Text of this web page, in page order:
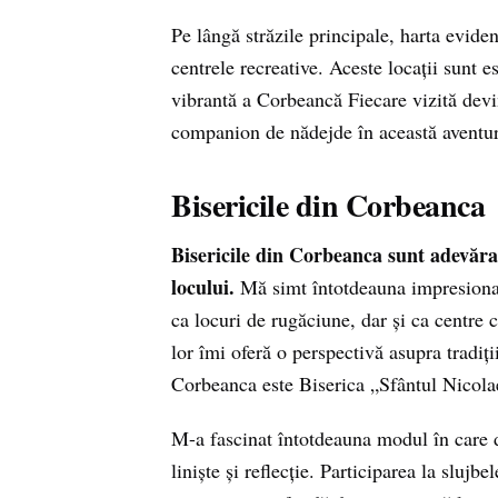
Pe lângă străzile principale, harta
centrele recreative. Aceste locații sunt
vibrantă a Corbeancă Fiecare vizită
companion de nădejde în această
Bisericile din Corbeanca
Bisericile din Corbeanca sunt
locului. Mă simt întotdeauna
ca locuri de rugăciune, dar și ca centre
lor îmi oferă o perspectivă asupra
Corbeanca este Biserica „Sfântul
M-a fascinat întotdeauna modul în
liniște și reflecție. Participarea la